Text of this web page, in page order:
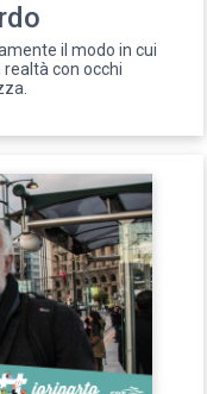
il modo in cui
con occhi